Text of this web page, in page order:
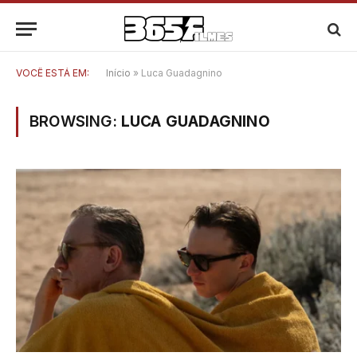
VOCÊ ESTÁ EM: Início » Luca Guadagnino
BROWSING: LUCA GUADAGNINO